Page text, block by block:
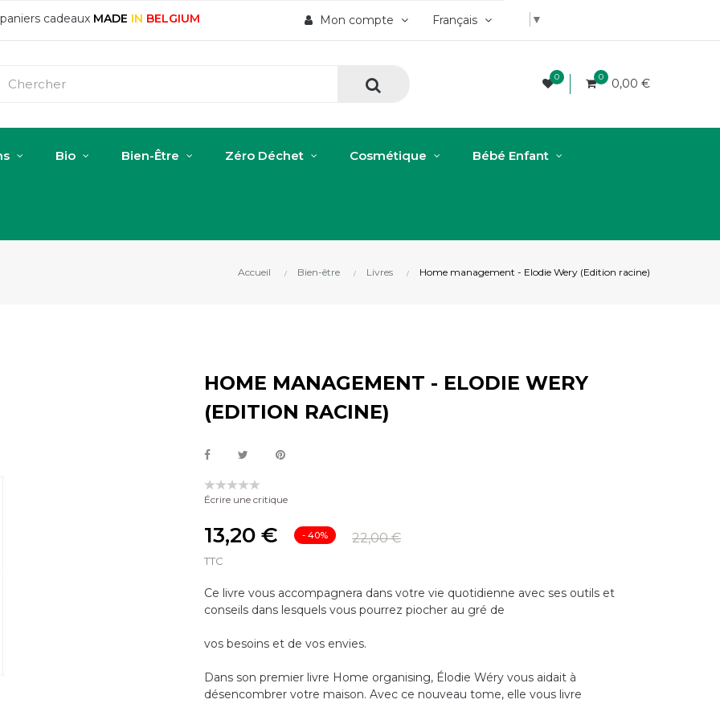
cadeaux MADE IN BELGIUM Français
Mon compte ▼
0 0 0,00 €
Bio Bien-Être Zéro Déchet Cosmétique Bébé Enfant
Accueil Bien-être Livres Home management - Elodie Wery (Edition racine)
HOME MANAGEMENT - ELODIE WERY
(EDITION RACINE)
Écrire une critique
13,20 € - 40% 22,00 €
TTC
Ce livre vous accompagnera dans votre vie quotidienne avec ses outils et
conseils dans lesquels vous pourrez piocher au gré de
vos besoins et de vos envies.
Dans son premier livre Home organising, Élodie Wéry vous aidait à
désencombrer votre maison. Avec ce nouveau tome, elle vous livre